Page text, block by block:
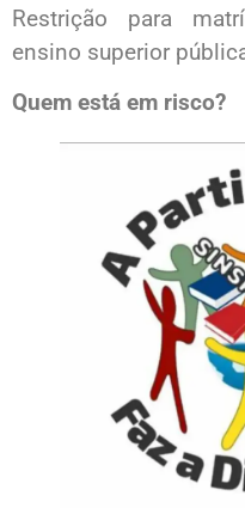
Restrição para
ensino superior
Quem está em risco?